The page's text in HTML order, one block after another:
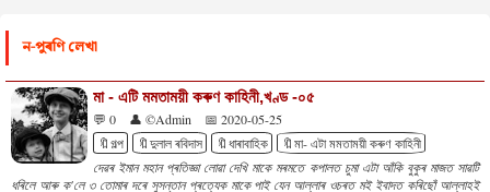
ন-পুৰণি লেখা
মা - এটি মমতাময়ী কৰুণ কাহিনী,খণ্ড -০৫
💬 0 👤 ©Admin
📅 2020-05-25
🔖গল্প
🔖দুলাল ৰবিদাস 🔖ধাৰাবাহিক
🔖মা- এটা মমতাময়ী কৰুণ কাহিনী
দেৱৰ ইমান মহান প্ৰতিজ্ঞা লোৱা দেখি মাকে মৰমতে কপালত চুমা এটা আঁকি বুকুৰ মাজত সাৱটি
ধৰিলে আৰু ক'লে ৩ তোমাৰ দৰে সুসন্তান প্ৰত্যেক মাকে পাই যেন আল্লাৰ ওচৰত মই ইবাদত কৰিছোঁ আল্লাহই